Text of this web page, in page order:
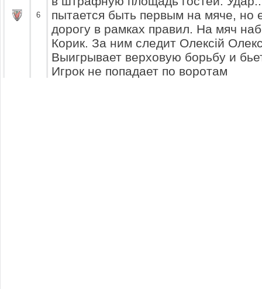
6
пытается быть первым на мяче, но
дорогу в рамках правил. На мяч
Корик. За ним следит Олексій
Выигрывает верховую борьбу и
Игрок не попадает по воротам